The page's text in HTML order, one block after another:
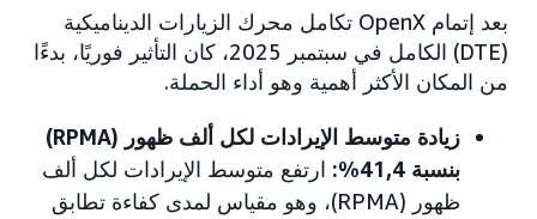
بعد إتمام OpenX تكامل محرك الزيارات الديناميكية
(DTE) الكامل في سبتمبر 2025، كان التأثير فوريًا، بدءًا
من المكان الأكثر أهمية وهو أداء الحملة.
زيادة متوسط الإيرادات لكل ألف ظهور (RPMA)
بنسبة 41,4%:
ارتفع متوسط الإيرادات لكل ألف
ظهور (RPMA)، وهو مقياس لمدى كفاءة تطابق